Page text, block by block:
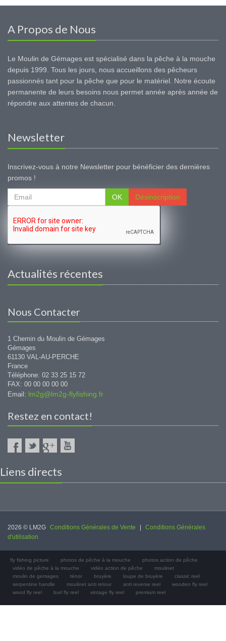
A Propos de Nous
Le Moulin de Gémages est spécialisé dans la pêche à la mouche
depuis 1999. Tous les jours, nous accueillons des pêcheurs
passionnés tant pour la pêche que pour le matériel. Notre écoute
permanente de leurs besoins nous permet année après année de
répondre aux attentes de chacun.
Newsletter
Inscrivez-vous à notre Newsletter pour bénéficier des dernières
promos !
OK Désinscription
Actualités récentes
Nous Contacter
1 Chemin du Moulin de Gémages
Gémages
61130 VAL-AU-PERCHE
France
Téléphone: 02 33 25 15 72
FAX: 00 00 00 00 00
Email: lm2g@lm2g-flyfishing.fr
Restez en contact!
Liens directs
2026 © LM2G Conditions Générales de Vente
Conditions Générales
d'utilisation
fly fishing picture photos de pêche à la mouche
photos action de pêche
vidéo de pêche à la mouche
vidéo action de pêche
moulinet
moulin de gemages
ténor bruyère loupe de bruyère
classic reel
serpentine handle
moulinet anti retour anti reverse reel
wooden fly reel
wood fly reel
burl fly reel vintage fly reel premium reel